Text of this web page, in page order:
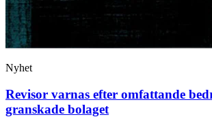
Nyhet
Revisor varnas efter omfattande
granskade bolaget